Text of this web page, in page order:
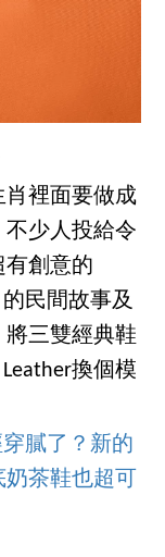
肖裡面要做成
少人投給令
有創意的
民間故事及
三雙經典鞋
Leather換個模
膩了？新的
茶鞋也超可